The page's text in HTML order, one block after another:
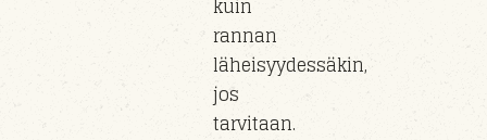
kuin
rannan
läheisyydessäkin,
jos
tarvitaan.